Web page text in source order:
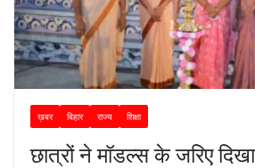
ख़बर बिहार राज्य शिक्षा
छात्रों ने मॉडल्स के जरिए